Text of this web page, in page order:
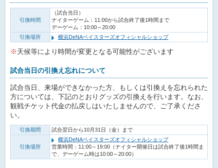
引換時間
（試合当日）
ナイターゲーム：11:00から試合終了後1時間まで
デーゲーム：10:00～20:00
引換場所
横浜DeNAベイスターズオフィシャルショップ
※天候等により時間が変更となる可能性がございます
試合当日の引換え忘れについて
試合当日、来場ができなかった方、もしくは引換えを忘れられた
方については、下記のとおりグッズの引換えを行います。なお、
観戦チケット代金の払戻しはいたしませんので、ご了承くださ
い。
引換期間 試合翌日から10月31日（金）まで
引換場所
横浜DeNAベイスターズオフィシャルショップ
営業時間：11:00～19:00（ナイター開催日は試合終了後1時間ま
で、デーゲーム時は10:00～20:00）